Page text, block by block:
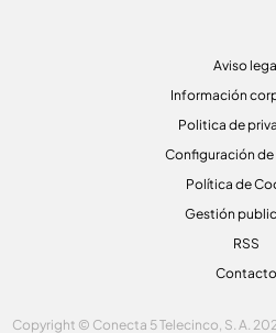
Aviso
Información
Politica de
Configuración
Política de
Gestión
RSS
Contacto
Copyright © Conecta 5 Telecinco, S. A.